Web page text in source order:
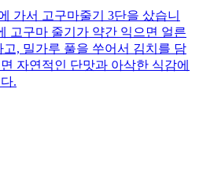
가서 고구마줄기 3단을 샀습니
고구마 줄기가 약간 익으면 얼른
, 밀가루 풀을 쑤어서 김치를 담
자연적인 단맛과 아삭한 식감에
.